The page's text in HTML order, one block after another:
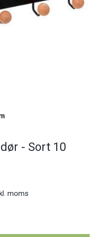
- Sort 10
moms